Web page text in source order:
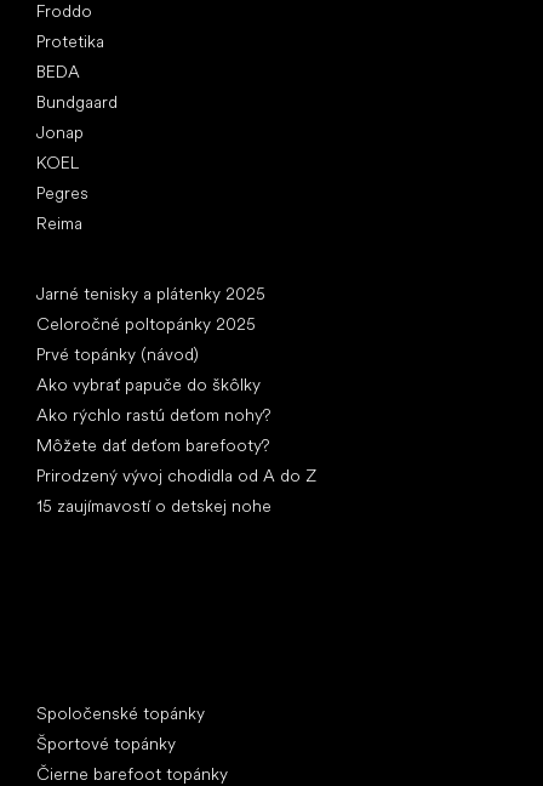
Froddo
Protetika
BEDA
Bundgaard
Jonap
KOEL
Pegres
Reima
Jarné tenisky a plátenky 2025
Celoročné poltopánky 2025
Prvé topánky (návod)
Ako vybrať papuče do škôlky
Ako rýchlo rastú deťom nohy?
Môžete dať deťom barefooty?
Prirodzený vývoj chodidla od A do Z
15 zaujímavostí o detskej nohe
Spoločenské topánky
Športové topánky
Čierne barefoot topánky